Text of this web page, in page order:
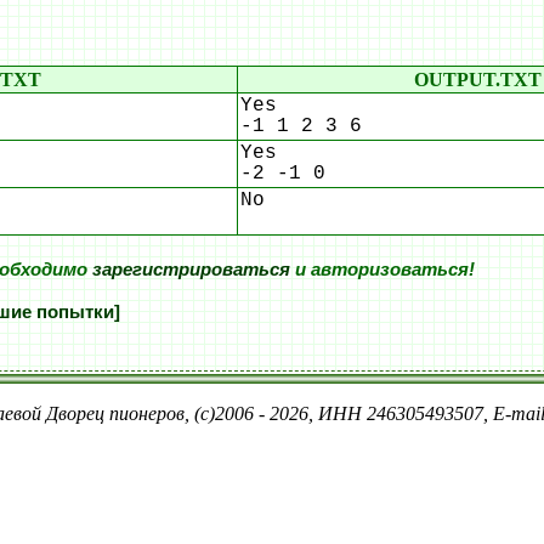
OUTPUT.TXT
Yes
-1 1 2 3 6
Yes
-2 -1 0
No
зарегистрироватьсяи авторизоваться!
попытки]
Дворец пионеров, (c)2006 - 2026, ИНН 246305493507, E-